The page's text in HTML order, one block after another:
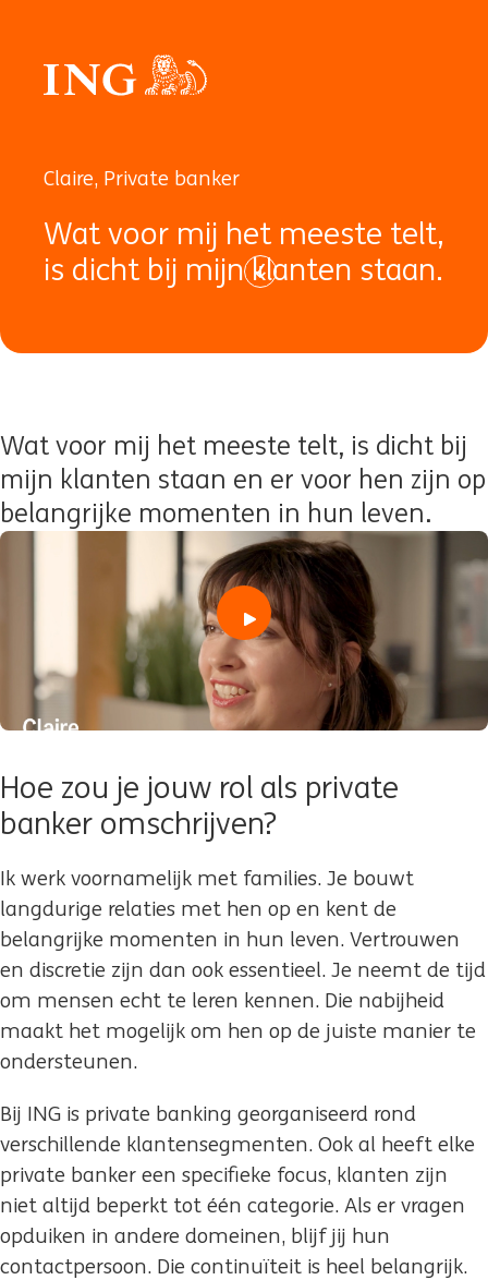
Claire, Private banker
Wat voor mij het meeste telt,
is dicht bij mijn klanten staan.
Wat voor mij het meeste telt, is dicht bij
mijn klanten staan en er voor hen zijn op
belangrijke momenten in hun leven.
play
Hoe zou je jouw rol als private
banker omschrijven?
Ik werk voornamelijk met families. Je bouwt
langdurige relaties met hen op en kent de
belangrijke momenten in hun leven. Vertrouwen
en discretie zijn dan ook essentieel. Je neemt de tijd
om mensen echt te leren kennen. Die nabijheid
maakt het mogelijk om hen op de juiste manier te
ondersteunen.
Bij ING is private banking georganiseerd rond
verschillende klantensegmenten. Ook al heeft elke
private banker een specifieke focus, klanten zijn
niet altijd beperkt tot één categorie. Als er vragen
opduiken in andere domeinen, blijf jij hun
contactpersoon. Die continuïteit is heel belangrijk.